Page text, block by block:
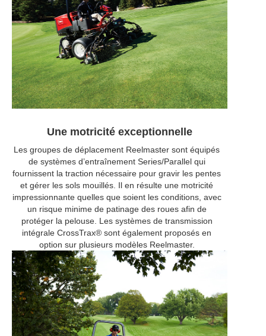
Une motricité exceptionnelle
Les groupes de déplacement Reelmaster sont équipés
de systèmes d’entraînement Series/Parallel qui
fournissent la traction nécessaire pour gravir les pentes
et gérer les sols mouillés. Il en résulte une motricité
impressionnante quelles que soient les conditions, avec
un risque minime de patinage des roues afin de
protéger la pelouse. Les systèmes de transmission
intégrale CrossTrax® sont également proposés en
option sur plusieurs modèles Reelmaster.